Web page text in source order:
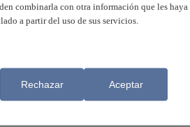
combinarla con otra información que les haya
a partir del uso de sus servicios.
Rechazar Aceptar